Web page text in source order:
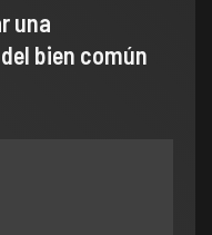
una
bien común